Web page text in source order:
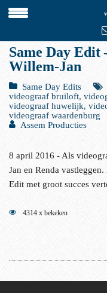
Same Day Edit
Willem-Jan
Same Day Edits
videograaf bruiloft,
videograaf huwelijk,
videograaf waardenburg
Assem Producties
8 april 2016 - Als
Jan en Renda
Edit met groot succes
4314 x bekeken